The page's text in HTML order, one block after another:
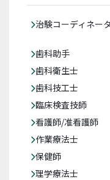
治験コーディネー
歯科助手
歯科衛生士
歯科技工士
臨床検査技師
看護師/准看護師
作業療法士
保健師
理学療法士